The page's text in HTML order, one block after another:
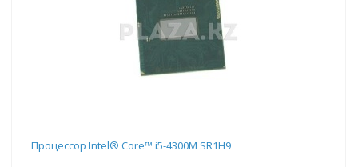
Процессор Intel® Core™ i5-4300M SR1H9